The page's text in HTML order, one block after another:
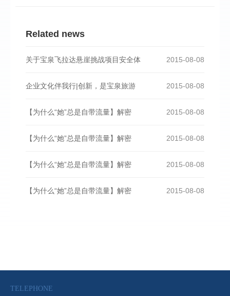
Related news
2015-08-08
关于宝泉飞拉达悬崖挑战项目安全体
2015-08-08
企业文化伴我行|创新，是宝泉旅游
2015-08-08
【为什么“她”总是自带流量】解密
2015-08-08
【为什么“她”总是自带流量】解密
2015-08-08
【为什么“她”总是自带流量】解密
2015-08-08
【为什么“她”总是自带流量】解密
TELEPHONE